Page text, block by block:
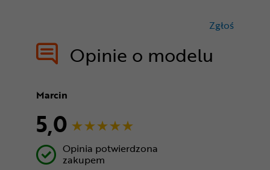
Opinie o modelu
Zgłoś
Marcin
5,0
Opinia potwierdzona
zakupem